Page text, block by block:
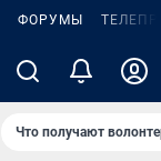
ФОРУМЫ
Что получают